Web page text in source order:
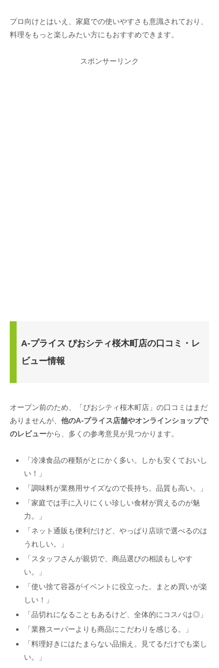
プロ向けとはいえ、家庭での使いやすさも意識されており、
料理をもっと楽しみたい方にもおすすめできます。
スポンサーリンク
A-プライス ぴおシティ桜木町店の口コミ・レ
ビュー情報
オープン前のため、「ぴおシティ桜木町店」の口コミはまだ
ありませんが、 他のA-プライス店舗やオンラインショップで
のレビューから、多くの参考意見が見つかります。
「冷凍食品の種類がとにかく多い。しかも安くておいし
い！」
「調味料が業務用サイズなので長持ち。品質も高い。」
「家庭では手に入りにくい珍しい食材が買えるのが魅
力。」
「ネット通販も便利だけど、やっぱり店頭で選べるのは
うれしい。」
「スタッフさんが親切で、商品選びの相談もしやす
い。」
「使い捨て容器がイベントに役立った。まとめ買いが楽
しい！」
「品切れになることもあるけど、全体的にコスパは◎」
「業務スーパーよりも商品にこだわりを感じる。」
「料理好きにはたまらない品揃え。見てるだけでも楽し
い。」